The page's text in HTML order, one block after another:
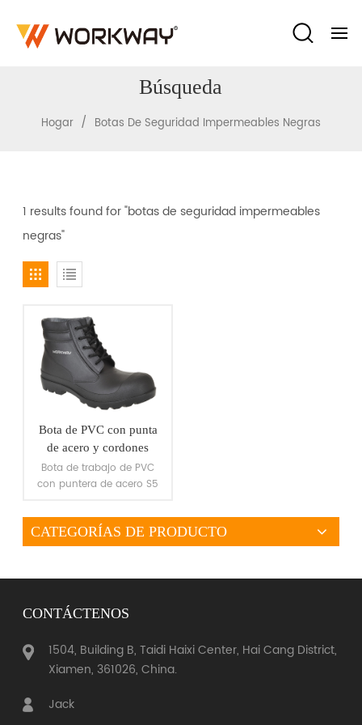
Búsqueda
Hogar / Botas De Seguridad Impermeables Negras
1 results found for "botas de seguridad impermeables
negras"
Bota de PVC con punta
de acero y cordones
Bota de trabajo de PVC
con puntera de acero S5
CATEGORÍAS DE PRODUCTO
CONTÁCTENOS
1504, Building B, Taidi Haixi Center, Hai Cang District,
Xiamen, 361026, China.
Jack